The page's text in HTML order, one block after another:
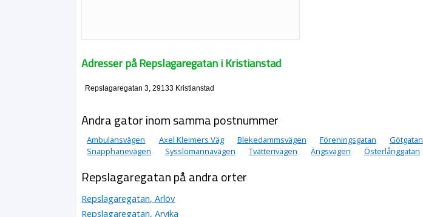
Adresser på Repslagaregatan i Kristianstad
Repslagaregatan 3, 29133 Kristianstad
Andra gator inom samma postnummer
Ambulansvägen Axel Kleimers Väg Blekedammsvägen Föreningsgatan Götgatan
Snapphanevägen
Sysslomannavägen Tvätterivägen Ängsvägen Österlånggatan
Repslagaregatan på andra orter
Repslagaregatan, Arlöv
Repslagaregatan, Arvika